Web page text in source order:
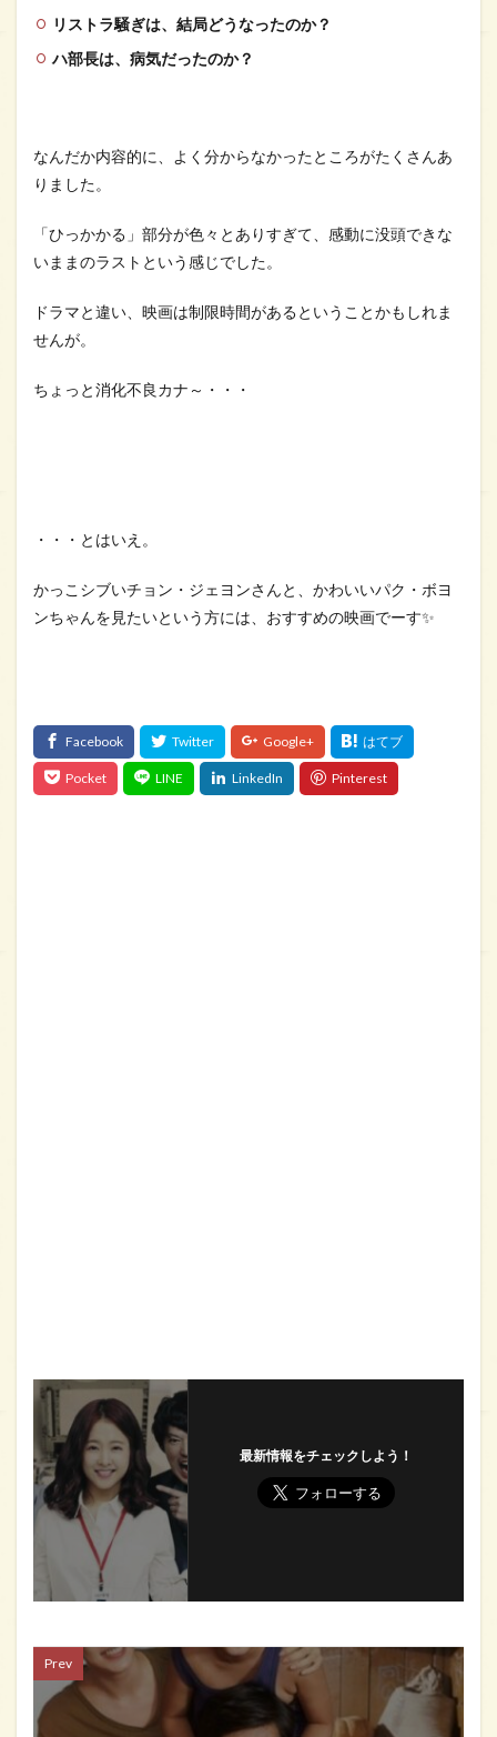
リストラ騒ぎは、結局どうなったのか？
ハ部長は、病気だったのか？
なんだか内容的に、よく分からなかったところがたくさんあ
りました。
「ひっかかる」部分が色々とありすぎて、感動に没頭できな
いままのラストという感じでした。
ドラマと違い、映画は制限時間があるということかもしれま
せんが。
ちょっと消化不良カナ～・・・
・・・とはいえ。
かっこシブいチョン・ジェヨンさんと、かわいいパク・ボヨ
ンちゃんを見たいという方には、おすすめの映画でーす✨
最新情報をチェックしよう！
Prev